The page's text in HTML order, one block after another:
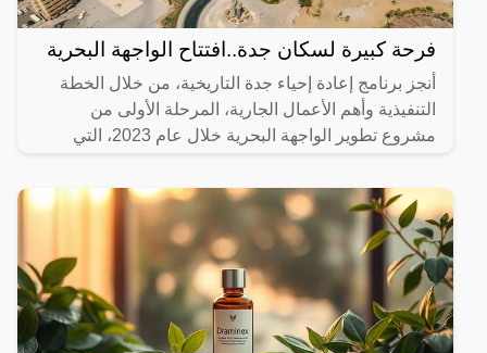
فرحة كبيرة لسكان جدة..افتتاح الواجهة البحرية
أنجز برنامج إعادة إحياء جدة التاريخية، من خلال الخطة
التنفيذية وأهم الأعمال الجارية، المرحلة الأولى من
مشروع تطوير الواجهة البحرية خلال عام 2023، التي